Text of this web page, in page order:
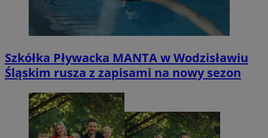
Szkółka Pływacka MANTA w Wodzisławiu
Śląskim rusza z zapisami na nowy sezon